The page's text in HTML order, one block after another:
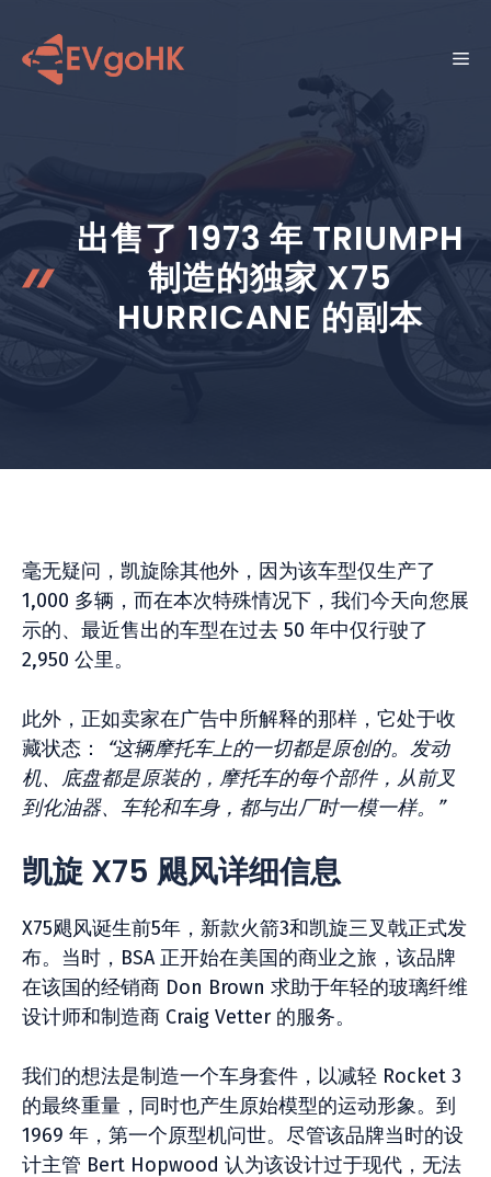
菜
出售了 1973 年 TRIUMPH
制造的独家 X75
HURRICANE 的副本
毫无疑问，凯旋除其他外，因为该车型仅生产了
1,000 多辆，而在本次特殊情况下，我们今天向您展
示的、最近售出的车型在过去 50 年中仅行驶了
2,950 公里。
此外，正如卖家在广告中所解释的那样，它处于收
藏状态：
“这辆摩托车上的一切都是原创的。发动
机、底盘都是原装的，摩托车的每个部件，从前叉
到化油器、车轮和车身，都与出厂时一模一样。”
凯旋 X75 飓风详细信息
X75飓风诞生前5年，新款火箭3和凯旋三叉戟正式发
布。当时，BSA 正开始在美国的商业之旅，该品牌
在该国的经销商 Don Brown 求助于年轻的玻璃纤维
设计师和制造商 Craig Vetter 的服务。
我们的想法是制造一个车身套件，以减轻 Rocket 3
的最终重量，同时也产生原始模型的运动形象。到
1969 年，第一个原型机问世。尽管该品牌当时的设
计主管 Bert Hopwood 认为该设计过于现代，无法